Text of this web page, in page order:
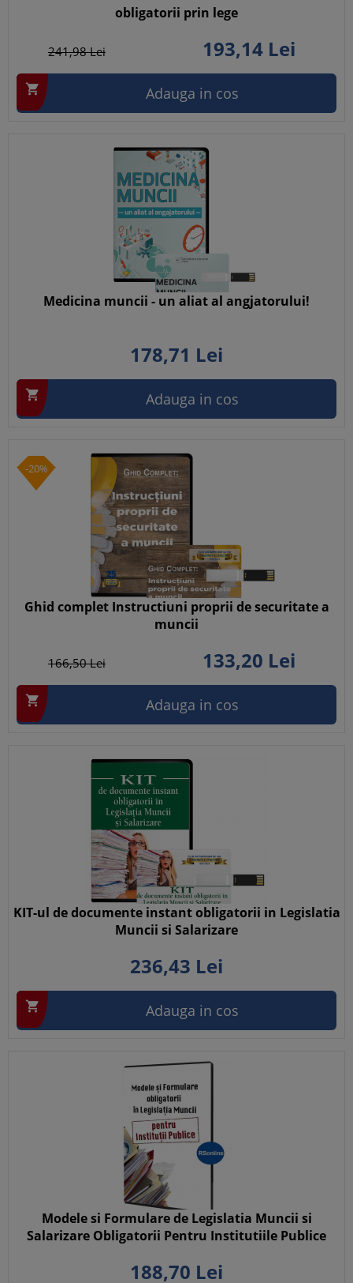
obligatorii prin lege
241,98Lei 193,14Lei
 Adauga in cos
Medicina muncii - un aliat al angjatorului!
178,71 Lei
 Adauga in cos
-20%
Ghid complet Instructiuni proprii de securitate a
muncii
166,50Lei 133,20 Lei
 Adauga in cos
KIT-ul de documente instant obligatorii in Legislatia
Muncii si Salarizare
236,43 Lei
 Adauga in cos
Modele si Formulare de Legislatia Muncii si
Salarizare Obligatorii Pentru Institutiile Publice
188,70 Lei